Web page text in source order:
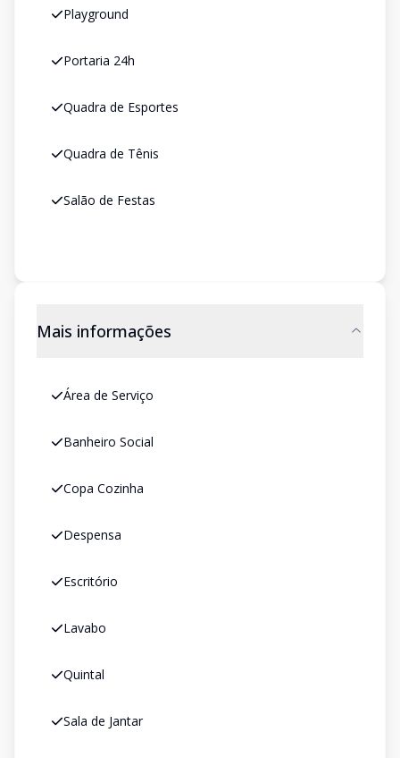
Playground
Portaria 24h
Quadra de Esportes
Quadra de Tênis
Salão de Festas
Mais informações
Área de Serviço
Banheiro Social
Copa Cozinha
Despensa
Escritório
Lavabo
Quintal
Sala de Jantar